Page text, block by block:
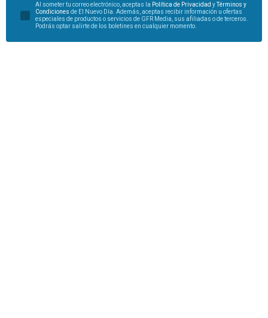
Al someter tu correo electrónico, aceptas la Política de Privacidad yTérminos y
Condiciones de El Nuevo Día. Además, aceptas recibir información u ofertas
especiales de productos o servicios de GFR Media, sus afiliadas o de terceros.
Podrás optar salirte de los boletines en cualquier momento.